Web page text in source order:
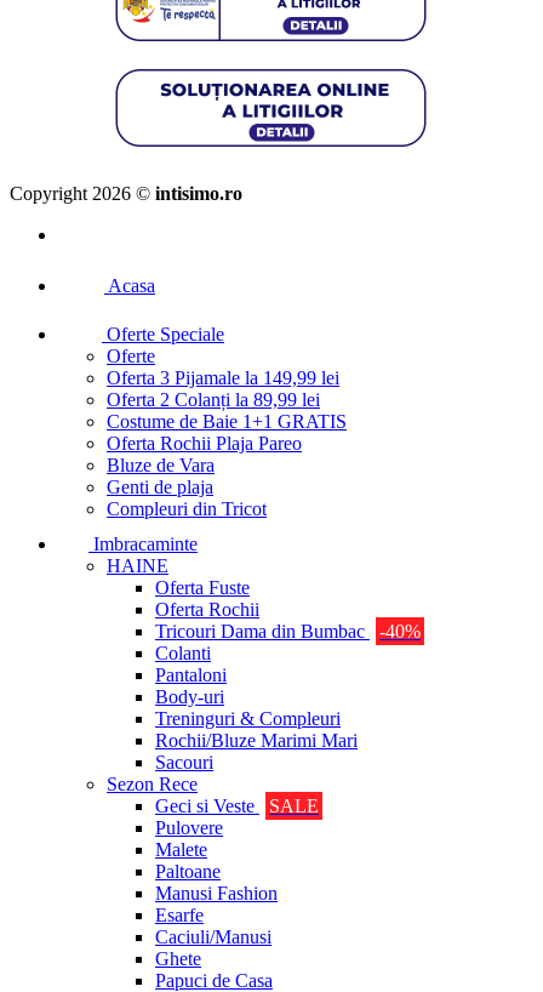
Copyright 2026 © intisimo.ro
Acasa
Oferte Speciale
Oferte
Oferta 3 Pijamale la 149,99 lei
Oferta 2 Colanți la 89,99 lei
Costume de Baie 1+1 GRATIS
Oferta Rochii Plaja Pareo
Bluze de Vara
Genti de plaja
Compleuri din Tricot
Imbracaminte
HAINE
Oferta Fuste
Oferta Rochii
Tricouri Dama din Bumbac
-40%
Colanti
Pantaloni
Body-uri
Treninguri & Compleuri
Rochii/Bluze Marimi Mari
Sacouri
Sezon Rece
Geci si Veste
SALE
Pulovere
Malete
Paltoane
Manusi Fashion
Esarfe
Caciuli/Manusi
Ghete
Papuci de Casa